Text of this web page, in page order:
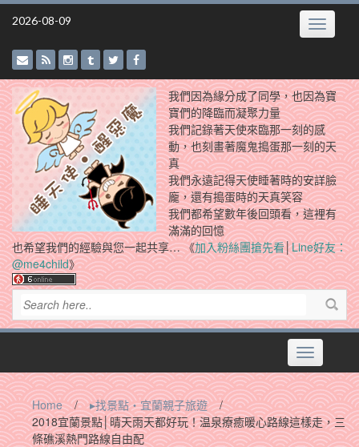
Skip
2026-08-09 Toggle
我們因為緣分成了同學，也因為寶
寶們的降臨而凝聚力量
我們記錄著天使來臨那一刻的感
動，也刻畫著魔鬼搗蛋那一刻的天
真
我們永遠記得天使睡著時的安詳臉
龐，還有搗蛋時的天真笑容
我們都希望數年後回頭看，這裡有
滿滿的回憶
也希望我們的經驗與您一起共享… 《加入粉絲團搶先看│Line好友：
@me4child》
Toggle
navigation
Home / ▸找景點‧宜蘭親子旅遊
/
2018宜蘭景點│晴天雨天都好玩！温泉療癒暖心路線這樣走，三
條礁溪熱門路線自由配